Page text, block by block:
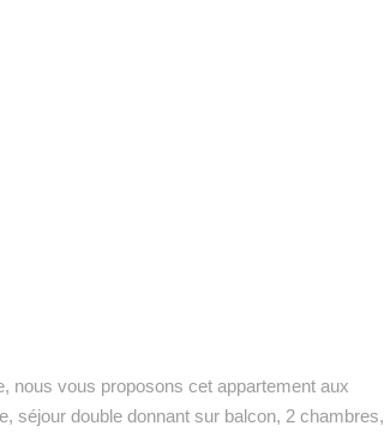
nous vous proposons cet appartement aux
séjour double donnant sur balcon, 2 chambres,